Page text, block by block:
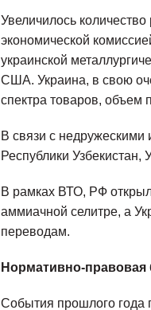
Увеличилось
экономической
украинской
США. Украина, в свою
спектра товаров, объем
В связи с недружескими
Республики
В рамках ВТО, РФ
аммиачной селитре, а
переводам.
Нормативно-правовая
События прошлого года